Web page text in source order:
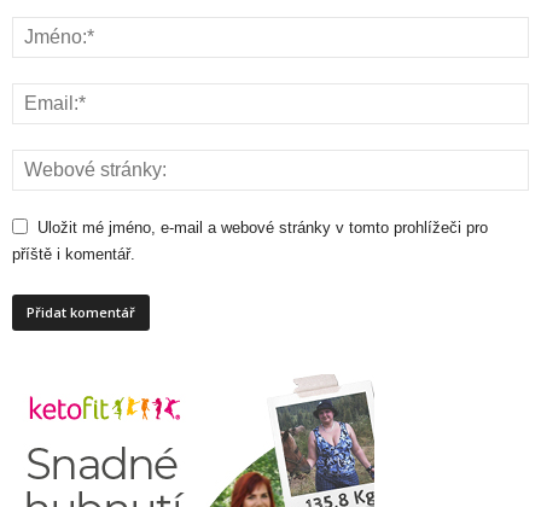
Uložit mé jméno, e-mail a webové stránky v tomto prohlížeči pro
příště i komentář.